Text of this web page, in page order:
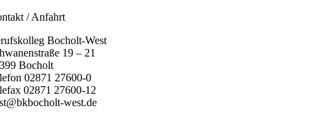
/ Anfahrt
Bocholt-West
19 – 21
Bocholt
02871 27600-0
02871 27600-12
west.de